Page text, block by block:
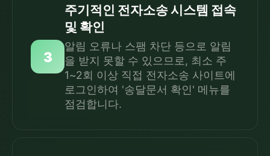
3
주기적인 전자소송 시스템 접속
및 확인
알림 오류나 스팸 차단 등으로 알림
을 받지 못할 수 있으므로, 최소 주
1~2회 이상 직접 전자소송 사이트에
로그인하여 '송달문서 확인' 메뉴를
점검합니다.